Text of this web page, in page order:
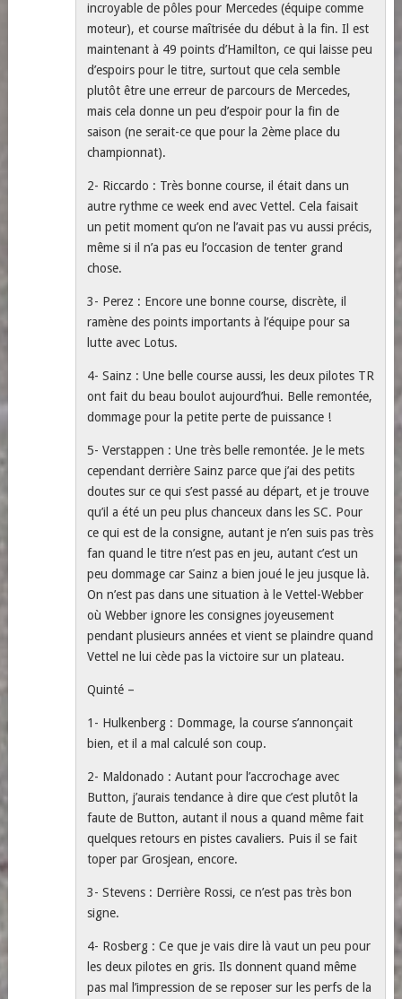
incroyable de pôles pour Mercedes (équipe comme
moteur), et course maîtrisée du début à la fin. Il est
maintenant à 49 points d’Hamilton, ce qui laisse peu
d’espoirs pour le titre, surtout que cela semble
plutôt être une erreur de parcours de Mercedes,
mais cela donne un peu d’espoir pour la fin de
saison (ne serait-ce que pour la 2ème place du
championnat).
2- Riccardo : Très bonne course, il était dans un
autre rythme ce week end avec Vettel. Cela faisait
un petit moment qu’on ne l’avait pas vu aussi précis,
même si il n’a pas eu l’occasion de tenter grand
chose.
3- Perez : Encore une bonne course, discrète, il
ramène des points importants à l’équipe pour sa
lutte avec Lotus.
4- Sainz : Une belle course aussi, les deux pilotes TR
ont fait du beau boulot aujourd’hui. Belle remontée,
dommage pour la petite perte de puissance !
5- Verstappen : Une très belle remontée. Je le mets
cependant derrière Sainz parce que j’ai des petits
doutes sur ce qui s’est passé au départ, et je trouve
qu’il a été un peu plus chanceux dans les SC. Pour
ce qui est de la consigne, autant je n’en suis pas très
fan quand le titre n’est pas en jeu, autant c’est un
peu dommage car Sainz a bien joué le jeu jusque là.
On n’est pas dans une situation à le Vettel-Webber
où Webber ignore les consignes joyeusement
pendant plusieurs années et vient se plaindre quand
Vettel ne lui cède pas la victoire sur un plateau.
Quinté –
1- Hulkenberg : Dommage, la course s’annonçait
bien, et il a mal calculé son coup.
2- Maldonado : Autant pour l’accrochage avec
Button, j’aurais tendance à dire que c’est plutôt la
faute de Button, autant il nous a quand même fait
quelques retours en pistes cavaliers. Puis il se fait
toper par Grosjean, encore.
3- Stevens : Derrière Rossi, ce n’est pas très bon
signe.
4- Rosberg : Ce que je vais dire là vaut un peu pour
les deux pilotes en gris. Ils donnent quand même
pas mal l’impression de se reposer sur les perfs de la